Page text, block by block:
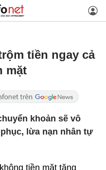
tiền ngay cả
mặt
khoản sẽ vô
lừa nạn nhân tự
tiền mặt tăng